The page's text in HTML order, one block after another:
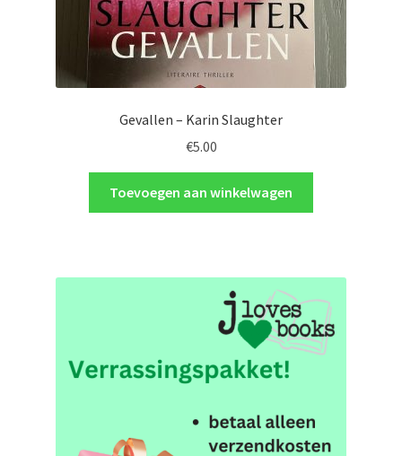
Gevallen – Karin Slaughter
€5.00
Toevoegen aan winkelwagen